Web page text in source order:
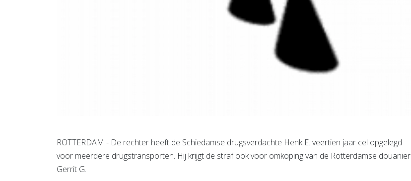
ROTTERDAM - De rechter heeft de Schiedamse drugsverdachte Henk E. veertien jaar cel opgelegd
voor meerdere drugstransporten. Hij krijgt de straf ook voor omkoping van de Rotterdamse douanier
Gerrit G.